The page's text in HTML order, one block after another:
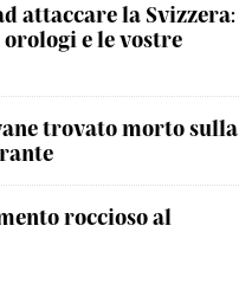
attaccare la Svizzera:
e le vostre
trovato morto sulla
roccioso al